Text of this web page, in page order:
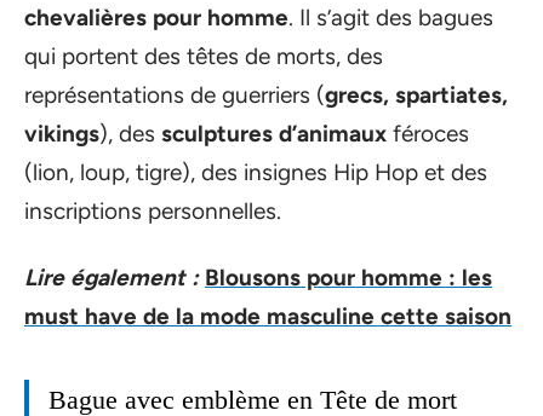
chevalières pour homme. Il s’agit des bagues
qui portent des têtes de morts, des
représentations de guerriers (grecs, spartiates,
vikings), des sculptures d’animaux féroces
(lion, loup, tigre), des insignes Hip Hop et des
inscriptions personnelles.
Lire également : Blousons pour homme : les
must have de la mode masculine cette saison
Bague avec emblème en Tête de mort